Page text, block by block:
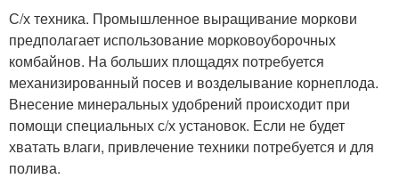
С/х техника. Промышленное выращивание моркови
предполагает использование морковоуборочных
комбайнов. На больших площадях потребуется
механизированный посев и возделывание корнеплода.
Внесение минеральных удобрений происходит при
помощи специальных с/х установок. Если не будет
хватать влаги, привлечение техники потребуется и для
полива.